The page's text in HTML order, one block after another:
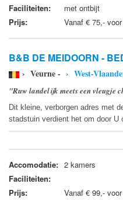
Faciliteiten:
met ontbijt
Prijs:
Vanaf € 75,-
B&B DE MEIDOORN -
› Veurne - › West-
"Ruw landelijk meets een vleugje
Dit kleine, verborgen adres met
stadstuin verdient het om door U
Accomodatie: 2 kamers
Faciliteiten:
Prijs:
Vanaf € 99,-